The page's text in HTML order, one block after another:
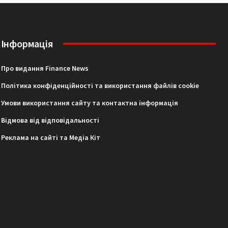
Інформація
Про видання Finance News
Політика конфіденційності та використання файлів cookie
Умови використання сайту та контактна інформація
Відмова від відповідальності
Реклама на сайті та Медіа Кіт